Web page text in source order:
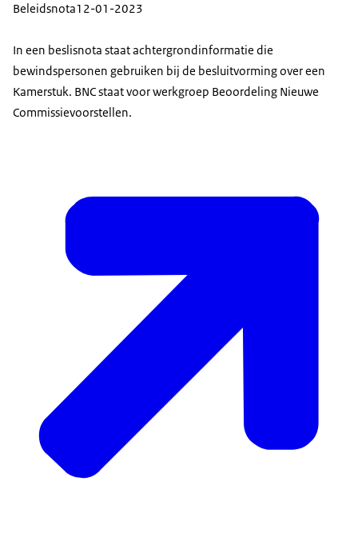
Beleidsnota12-01-2023
In een beslisnota staat achtergrondinformatie die
bewindspersonen gebruiken bij de besluitvorming over een
Kamerstuk. BNC staat voor werkgroep Beoordeling Nieuwe
Commissievoorstellen.